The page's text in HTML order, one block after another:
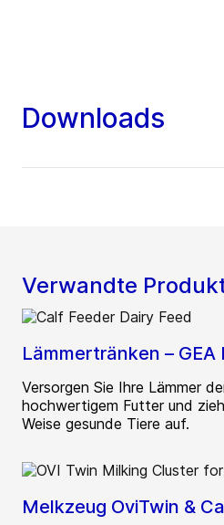
Downloads
Verwandte
Lämmertränken – GEA
Versorgen Sie Ihre Lämmer
hochwertigem Futter und
Weise gesunde Tiere auf.
Melkzeug OviTwin &